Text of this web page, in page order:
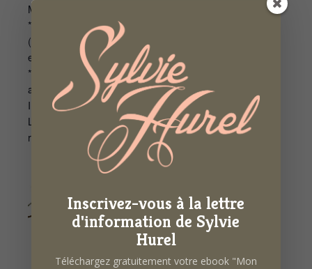
Mercredi 17 février 2021 de 14h à 15h30 :
* Identifiez et cernez votre tempérament hippocratique
(sanguin, bilieux, lymphatique ou nerveux), les faiblesses
et les excès associés.
* Apprenez à choisir les huiles essentielles les plus
adaptées à votre tempérament pour une meilleure santé.
Inscription obligatoire au 06 86 69 53 36.
Le lien de connexion Zoom vous sera envoyé après
réception du règlement (20 €)
Inscrivez-vous à la lettre
d'information de Sylvie
Hurel
Téléchargez gratuitement votre ebook "Mon